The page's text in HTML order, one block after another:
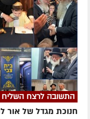
התשובה לרצח השליח
חנוכת מגדל של אור